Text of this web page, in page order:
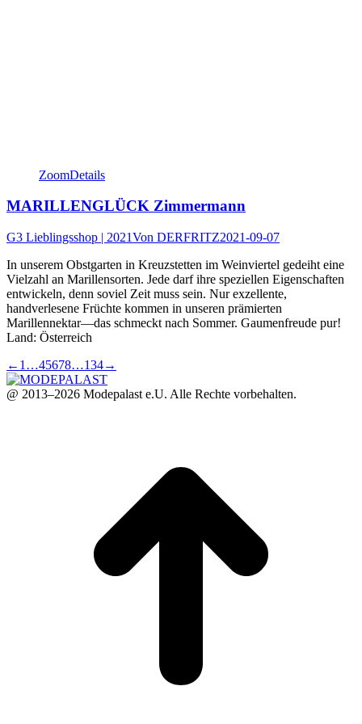
ZoomDetails
MARILLENGLÜCK Zimmermann
G3 Lieblingsshop | 2021Von DERFRITZ2021-09-07
In unserem Obstgarten in Kreuzstetten im Weinviertel gedeiht eine
Vielzahl an Marillensorten. Jede darf ihre speziellen Eigenschaften
entwickeln, denn soviel Zeit muss sein. Nur exzellente,
handverlesene Früchte kommen in unseren prämierten
Marillennektar—das schmeckt nach Sommer. Gaumenfreude pur!
Land: Österreich
← 1 …45678…134→
@ 2013–2026 Modepalast e.U. Alle Rechte vorbehalten.